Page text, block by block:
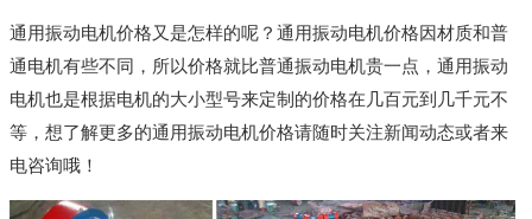
通用振动电机价格又是怎样的呢？通用振动电机价格因材质和普
通电机有些不同，所以价格就比普通振动电机贵一点，通用振动
电机也是根据电机的大小型号来定制的价格在几百元到几千元不
等，想了解更多的通用振动电机价格请随时关注新闻动态或者来
电咨询哦！